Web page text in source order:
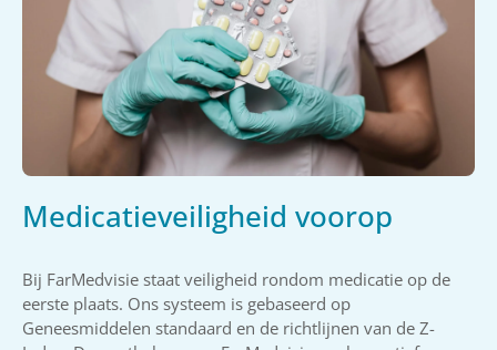
Medicatieveiligheid voorop
Bij FarMedvisie staat veiligheid rondom medicatie op de
eerste plaats. Ons systeem is gebaseerd op
Geneesmiddelen standaard en de richtlijnen van de Z-